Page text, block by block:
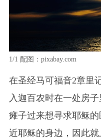
1/1 配图：pixabay.com
在圣经马可福音2章里
入迦百农时在一处房
瘫子过来想寻求耶稣
近耶稣的身边，因此